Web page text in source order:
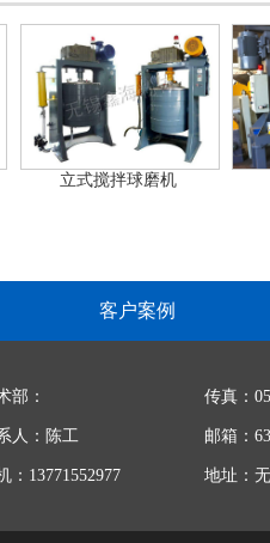
立式搅拌球磨机
客户案例
部：
人：陈工
：13771552977
传真：
邮箱：
地址：